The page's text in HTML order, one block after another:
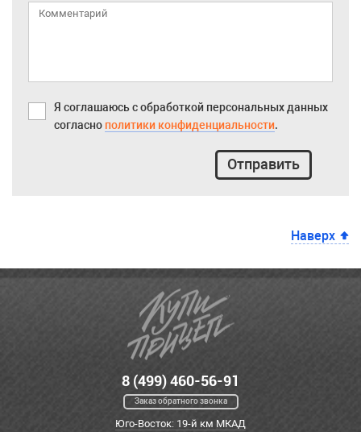
Я соглашаюсь с обработкой персональных данных
согласно политики конфиденциальности.
Отправить
Наверх
8 (499) 460-56-91
Заказ обратного звонка
Юго-Восток: 19-й км МКАД